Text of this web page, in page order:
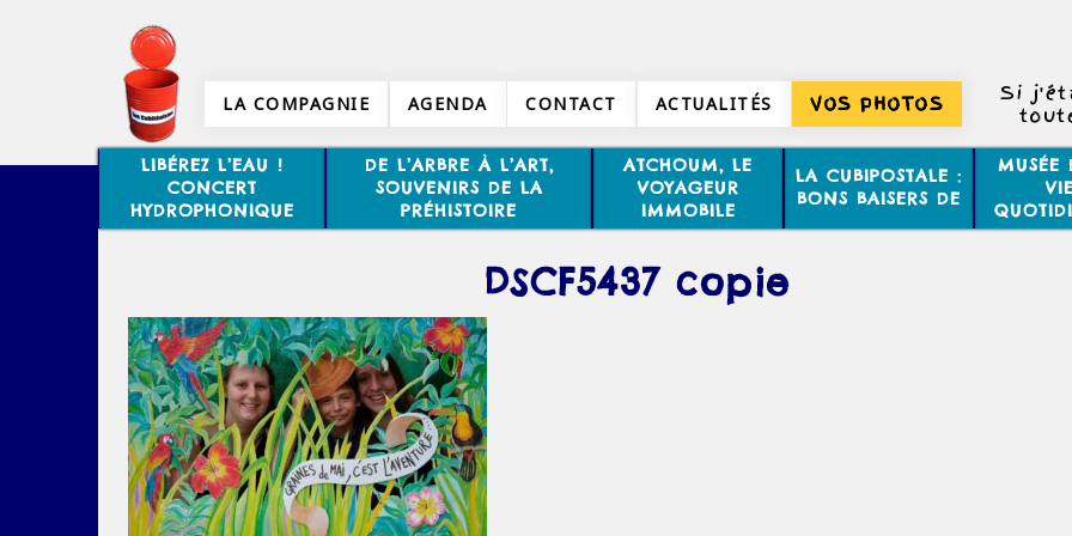
LA COMPAGNIE AGENDA CONTACT ACTUALITÉS VOS PHOTOS
Si
LIBÉREZ L’EAU !
CONCERT
HYDROPHONIQUE
DE L’ARBRE À L’ART,
SOUVENIRS DE LA
PRÉHISTOIRE
ATCHOUM, LE
VOYAGEUR
IMMOBILE
LA CUBIPOSTALE :
BONS BAISERS DE
MUSÉE
DSCF5437 copie